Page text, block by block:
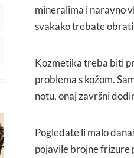
mineralima i naravno
svakako trebate
Kozmetika treba biti
problema s kožom.
notu, onaj završni
Pogledate li malo
pojavile brojne frizure